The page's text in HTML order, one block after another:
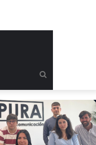
por